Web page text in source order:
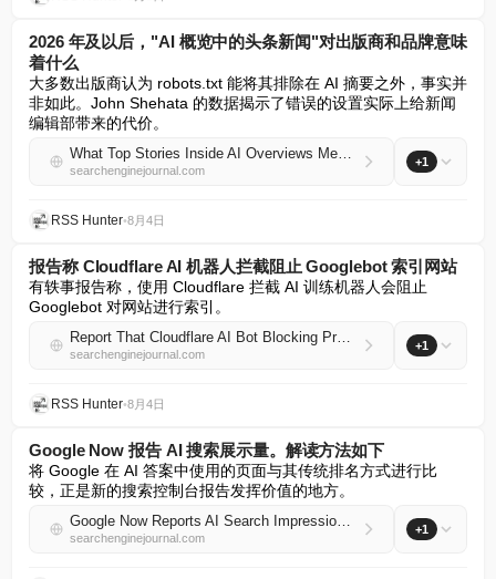
2026 年及以后，"AI 概览中的头条新闻"对出版商和品牌意味
着什么
大多数出版商认为 robots.txt 能将其排除在 AI 摘要之外，事实并
非如此。John Shehata 的数据揭示了错误的设置实际上给新闻
编辑部带来的代价。
What Top Stories Inside AI Overviews Means For Publishers And Brands In 2026 And Beyond
searchenginejournal.com
+1
RSS Hunter•8月4日
报告称 Cloudflare AI 机器人拦截阻止 Googlebot 索引网站
有轶事报告称，使用 Cloudflare 拦截 AI 训练机器人会阻止
Googlebot 对网站进行索引。
Report That Cloudflare AI Bot Blocking Prevents Googlebot From Indexing Sites
searchenginejournal.com
+1
RSS Hunter•8月4日
Google Now 报告 AI 搜索展示量。解读方法如下
将 Google 在 AI 答案中使用的页面与其传统排名方式进行比
较，正是新的搜索控制台报告发挥价值的地方。
Google Now Reports AI Search Impressions. Here’s How To Read Them
searchenginejournal.com
+1